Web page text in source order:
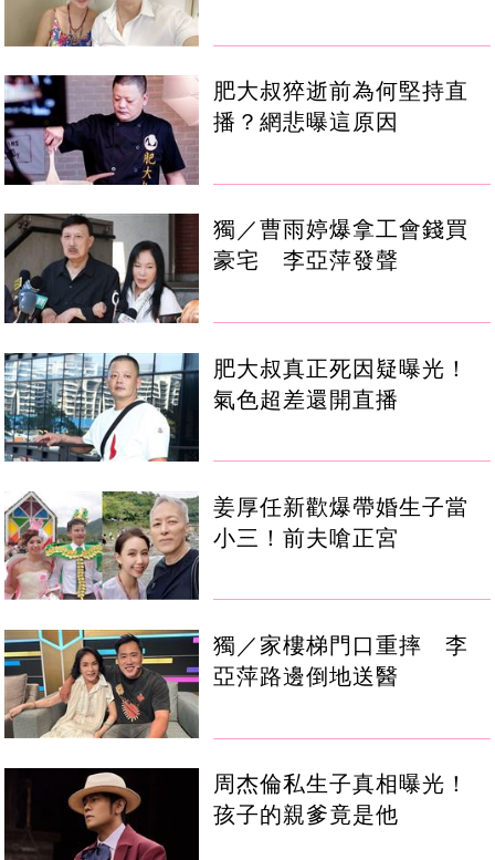
肥大叔猝逝前為何堅持直
播？網悲曝這原因
獨／曹雨婷爆拿工會錢買
豪宅 李亞萍發聲
肥大叔真正死因疑曝光！
氣色超差還開直播
姜厚任新歡爆帶婚生子當
小三！前夫嗆正宮
獨／家樓梯門口重摔 李
亞萍路邊倒地送醫
周杰倫私生子真相曝光！
孩子的親爹竟是他